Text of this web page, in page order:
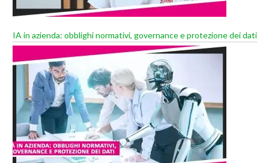
IA in azienda: obblighi normativi, governance e protezione dei dati